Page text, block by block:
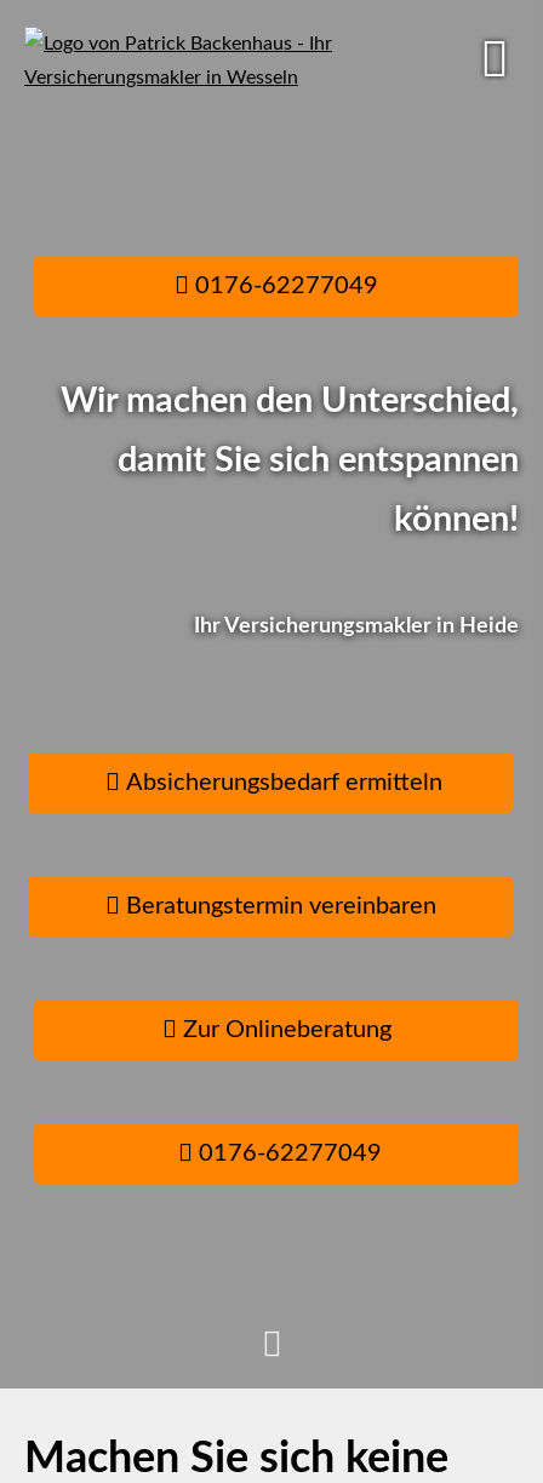
0176-62277049
Wir machen den Unterschied,
damit Sie sich entspannen
können!
Ihr Ver­sicherungs­makler in Heide
Absicherungsbedarf ermitteln
Beratungstermin vereinbaren
Zur Onlineberatung
0176-62277049
Viele Bundesbürger
Versicherungen...
Wie ist das bei Ihnen?
selbst checken
Machen Sie sich keine